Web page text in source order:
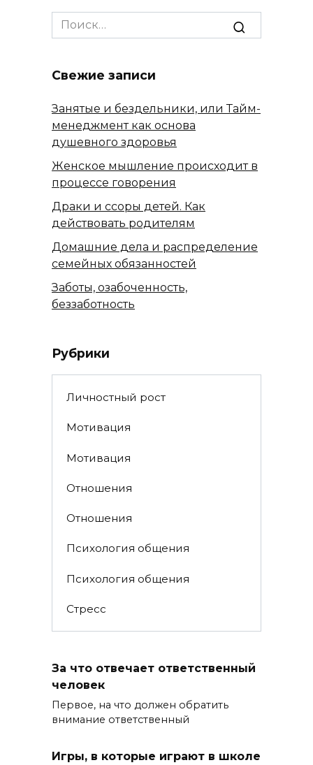
Search
for:
Свежие записи
Занятые и бездельники, или Тайм-
менеджмент как основа
душевного здоровья
Женское мышление происходит в
процессе говорения
Драки и ссоры детей. Как
действовать родителям
Домашние дела и распределение
семейных обязанностей
Заботы, озабоченность,
беззаботность
Рубрики
Личностный рост
Мотивация
Мотивация
Отношения
Отношения
Психология общения
Психология общения
Стресс
За что отвечает ответственный
человек
Первое, на что должен обратить
внимание ответственный
Игры, в которые играют в школе